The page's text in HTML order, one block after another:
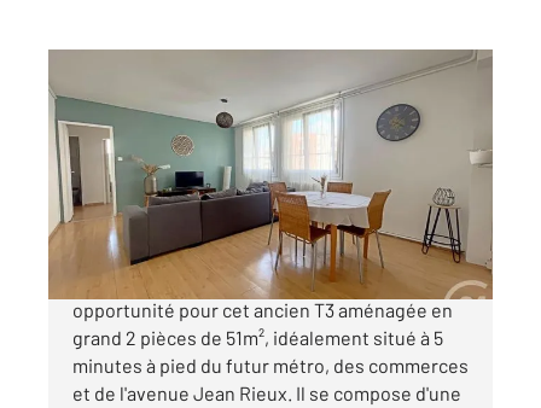
51,37 m , 2 pièces
Ref : 20340
Appartement T2 à vendre
146 000 €
TOULOUSE (31500) : COTE PAVEE : Bel
opportunité pour cet ancien T3 aménagée en
grand 2 pièces de 51m², idéalement situé à 5
minutes à pied du futur métro, des commerces
et de l'avenue Jean Rieux. Il se compose d'une